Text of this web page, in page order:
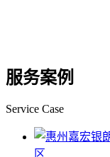
服务案例
Service Case
区